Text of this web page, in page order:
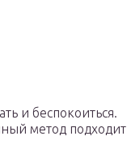
и беспокоиться.
метод подходит